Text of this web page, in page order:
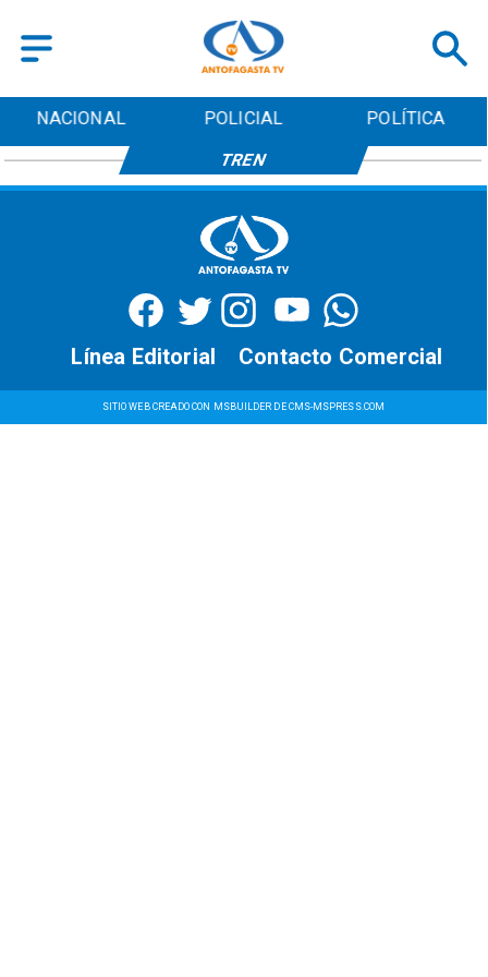
NACIONAL POLICIAL POLÍTICA
TREN
SITIO WEB CREADO CON MSBUILDER DE CMS-MSPRESS.COM
Contacto Comercial
Línea Editorial